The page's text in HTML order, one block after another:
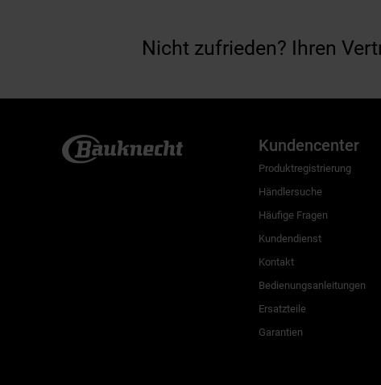
Nicht zufrieden? Ihren
Kundencenter
Produktregistrierung
Händlersuche
Häufige Fragen
Kundendienst
Kontakt
Bedienungsanleitungen
Ersatzteile
Garantien